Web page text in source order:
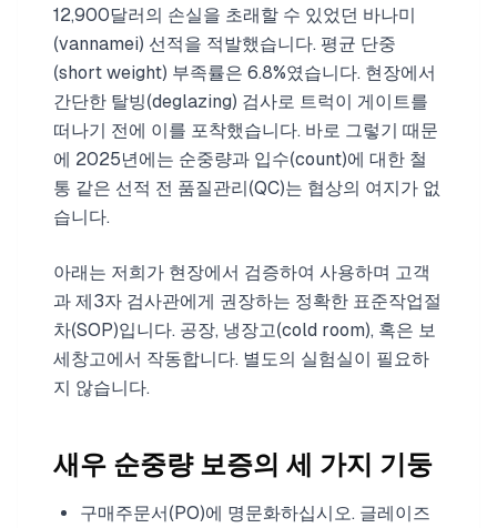
12,900달러의 손실을 초래할 수 있었던 바나미
(vannamei) 선적을 적발했습니다. 평균 단중
(short weight) 부족률은 6.8%였습니다. 현장에서
간단한 탈빙(deglazing) 검사로 트럭이 게이트를
떠나기 전에 이를 포착했습니다. 바로 그렇기 때문
에 2025년에는 순중량과 입수(count)에 대한 철
통 같은 선적 전 품질관리(QC)는 협상의 여지가 없
습니다.
아래는 저희가 현장에서 검증하여 사용하며 고객
과 제3자 검사관에게 권장하는 정확한 표준작업절
차(SOP)입니다. 공장, 냉장고(cold room), 혹은 보
세창고에서 작동합니다. 별도의 실험실이 필요하
지 않습니다.
새우 순중량 보증의 세 가지 기둥
구매주문서(PO)에 명문화하십시오. 글레이즈